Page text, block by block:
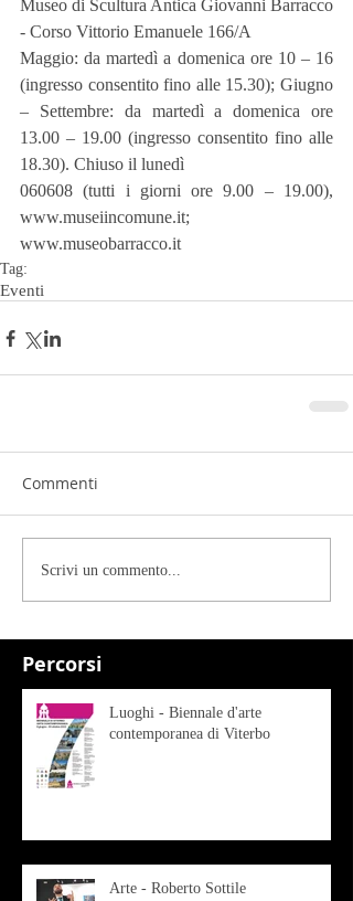
Percorsi
Museo di Scultura Antica Giovanni Barracco
- Corso Vittorio Emanuele 166/A
Maggio: da martedì a domenica ore 10 – 16
(ingresso consentito fino alle 15.30); Giugno
– Settembre: da martedì a domenica ore
13.00 – 19.00 (ingresso consentito fino alle
18.30). Chiuso il lunedì
060608 (tutti i giorni ore 9.00 – 19.00),
www.museiincomune.it;
www.museobarracco.it
Tag:
Eventi
Commenti
Scrivi un commento...
Luoghi - Biennale d'arte
contemporanea di Viterbo
Arte - Roberto Sottile